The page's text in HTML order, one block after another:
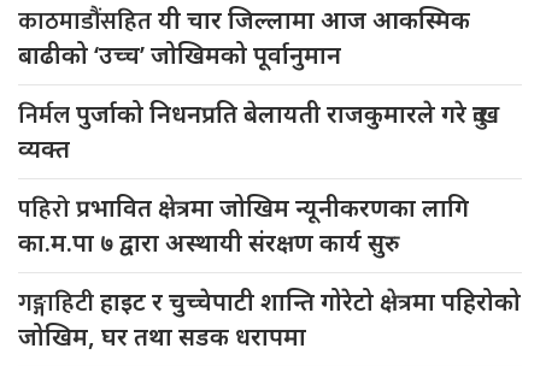
काठमाडौंसहितयी चार जिल्लामा आज आकस्मिक
बाढीको ‘उच्च’ जोखिमको पूर्वानुमान
निर्मलपुर्जाको निधनप्रति बेलायती राजकुमारले गरे दुःख
व्यक्त
पहिरोप्रभावित क्षेत्रमा जोखिम न्यूनीकरणका लागि
का.म.पा ७ द्वारा अस्थायी संरक्षण कार्य सुरु
गङ्गाहिटीहाइट र चुच्चेपाटी शान्ति गोरेटो क्षेत्रमा पहिरोको
जोखिम, घर तथा सडक धरापमा